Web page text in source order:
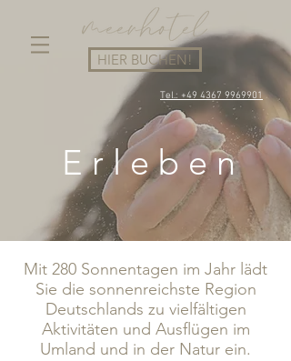
HIER BUCHEN!
Tel.: +49 4367 9969901
E r l e b e n
Mit 280 Sonnentagen im Jahr lädt
Sie die sonnenreichste Region
Deutschlands zu vielfältigen
Aktivitäten und Ausflügen im
Umland und in der Natur ein.